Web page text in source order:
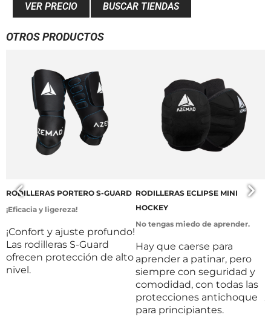
VER PRECIO BUSCAR TIENDAS
OTROS PRODUCTOS
RODILLERAS PORTERO S-GUARD
¡Eficacia y ligereza!
¡Confort y ajuste profundo!
Las rodilleras S-Guard
ofrecen protección de alto
nivel.
RODILLERAS ECLIPSE MINI
HOCKEY
No tengas miedo de aprender.
Hay que caerse para
aprender a patinar, pero
siempre con seguridad y
comodidad, con todas las
protecciones antichoque
para principiantes.